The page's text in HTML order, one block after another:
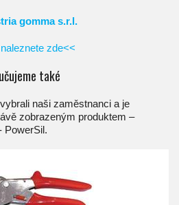
gomma s.r.l.
zde<<
také
naši zaměstnanci a je
zobrazeným produktem –
PowerSil.